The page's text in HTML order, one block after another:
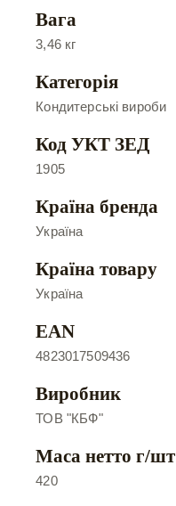
Вага
3,46 кг
Категорія
Кондитерські вироби
Код УКТ ЗЕД
1905
Країна бренда
Україна
Країна товару
Україна
EAN
4823017509436
Виробник
ТОВ "КБФ"
Маса нетто г/шт
420